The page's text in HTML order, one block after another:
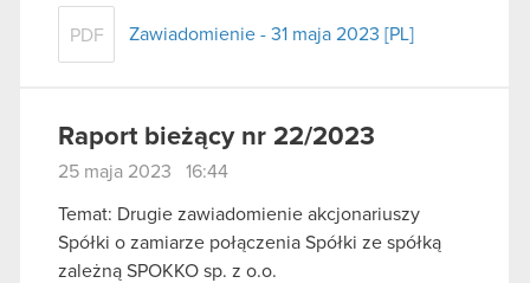
PDF Zawiadomienie - 31 maja 2023 [PL]
Raport bieżący nr 22/2023
25 maja 2023 16:44
Temat: Drugie zawiadomienie akcjonariuszy
Spółki o zamiarze połączenia Spółki ze spółką
zależną SPOKKO sp. z o.o.